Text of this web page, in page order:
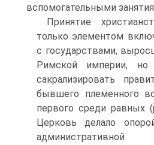
вспомогательными
Принятие
только элементом
с государствами,
Римской империи, но
сакрализировать
бывшего племенного
первого среди равных
Церковь делало